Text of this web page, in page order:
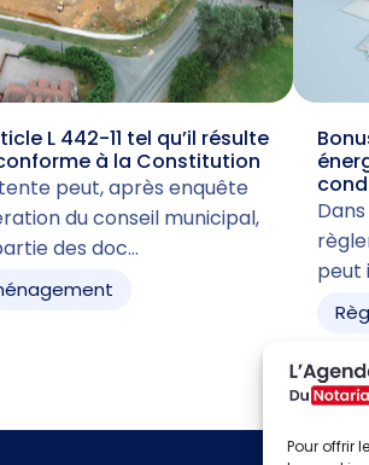
Pour offrir
L 442-11 tel qu’il résulte
à la Constitution
peut, après enquête
du conseil municipal,
des doc…
peut